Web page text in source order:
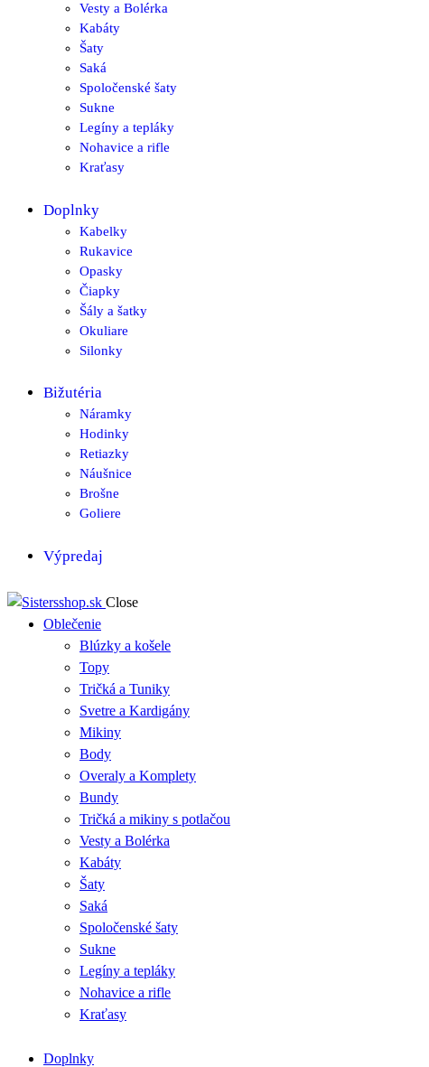
Vesty a Bolérka
Kabáty
Šaty
Saká
Spoločenské šaty
Sukne
Legíny a tepláky
Nohavice a rifle
Kraťasy
Doplnky
Kabelky
Rukavice
Opasky
Čiapky
Šály a šatky
Okuliare
Silonky
Bižutéria
Náramky
Hodinky
Retiazky
Náušnice
Brošne
Goliere
Výpredaj
Close
Oblečenie
Blúzky a košele
Topy
Tričká a Tuniky
Svetre a Kardigány
Mikiny
Body
Overaly a Komplety
Bundy
Tričká a mikiny s potlačou
Vesty a Bolérka
Kabáty
Šaty
Saká
Spoločenské šaty
Sukne
Legíny a tepláky
Nohavice a rifle
Kraťasy
Doplnky